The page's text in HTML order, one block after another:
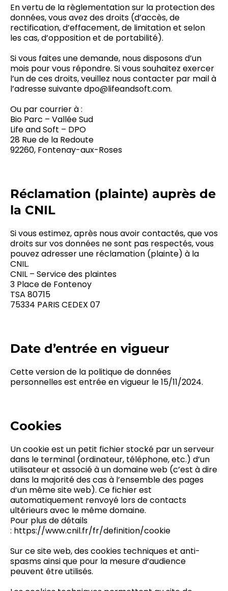
En vertu de la règlementation sur la protection des
données, vous avez des droits (d’accès, de
rectification, d’effacement, de limitation et selon
les cas, d’opposition et de portabilité).
Si vous faites une demande, nous disposons d’un
mois pour vous répondre. Si vous souhaitez exercer
l’un de ces droits, veuillez nous contacter par mail à
l’adresse suivante dpo@lifeandsoft.com.
Ou par courrier à :
Bio Parc – Vallée Sud
Life and Soft – DPO
28 Rue de la Redoute
92260, Fontenay-aux-Roses
Réclamation (plainte) auprès de
la CNIL
Si vous estimez, après nous avoir contactés, que vos
droits sur vos données ne sont pas respectés, vous
pouvez adresser une réclamation (plainte) à la
CNIL.
CNIL – Service des plaintes
3 Place de Fontenoy
TSA 80715
75334 PARIS CEDEX 07
Date d’entrée en vigueur
Cette version de la politique de données
personnelles est entrée en vigueur le 15/11/2024.
Cookies
Un cookie est un petit fichier stocké par un serveur
dans le terminal (ordinateur, téléphone, etc.) d’un
utilisateur et associé à un domaine web (c’est à dire
dans la majorité des cas à l’ensemble des pages
d’un même site web). Ce fichier est
automatiquement renvoyé lors de contacts
ultérieurs avec le même domaine.
Pour plus de détails
: https://www.cnil.fr/fr/definition/cookie
Sur ce site web, des cookies techniques et anti-
spasms ainsi que pour la mesure d’audience
peuvent être utilisés.